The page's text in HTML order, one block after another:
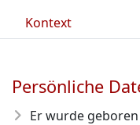
Kontext
Persönliche
Er wurde